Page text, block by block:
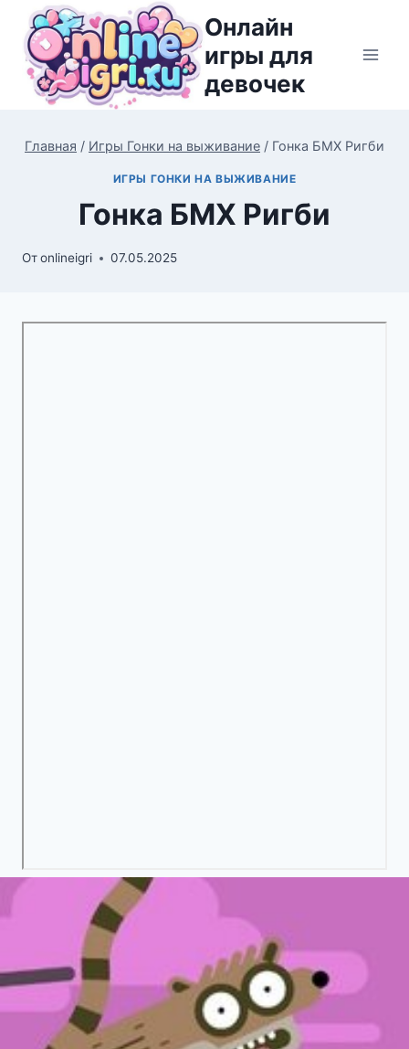
Перейти
содержимому
Онлайн
игры для
девочек
Главная / Игры Гонки на выживание / Гонка БМХ Ригби
ИГРЫ ГОНКИ НА ВЫЖИВАНИЕ
Гонка БМХ Ригби
Отonlineigri 07.05.2025